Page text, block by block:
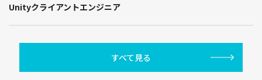
Unityクライアントエンジニア
すべて見る